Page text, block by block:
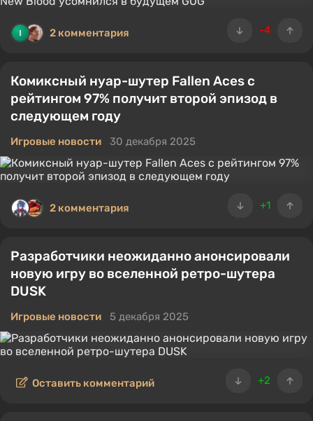
-4
2 комментария
Комиксный нуар-шутер Fallen Aces с
рейтингом 97% получит второй эпизод в
следующем году
Игровые новости 30 декабря 2025
+1
2 комментария
Разработчики неожиданно анонсировали
новую игру во вселенной ретро-шутера
DUSK
Игровые новости 5 декабря 2025
+2
Оставить комментарий